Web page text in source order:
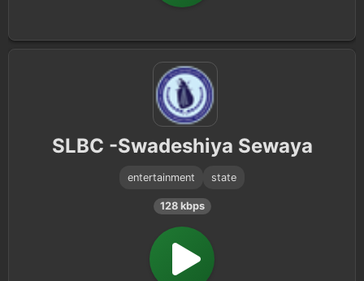
SLBC -Swadeshiya Sewaya
entertainment state
128 kbps